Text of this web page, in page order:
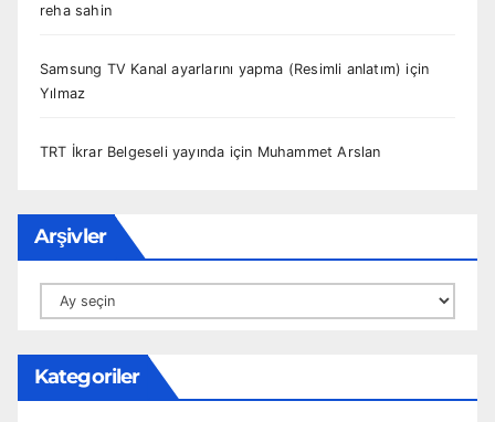
reha sahin
Samsung TV Kanal ayarlarını yapma (Resimli anlatım) için
Yılmaz
TRT İkrar Belgeseli yayında için Muhammet Arslan
Arşivler
Arşivler
Kategoriler